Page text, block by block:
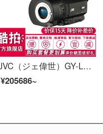
JVC（ジェ偉世）GY-L 300 CHEC 4 Ksuper 35 mmカメラ単体M 43カード口は黒の公式標準装備を生放送できます。
¥205686~